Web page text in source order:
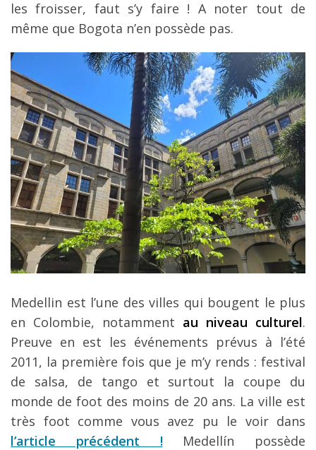
les froisser, faut s’y faire ! A noter tout de
même que Bogota n’en possède pas.
Medellin est l’une des villes qui bougent le plus
en Colombie, notamment au niveau culturel.
Preuve en est les événements prévus à l’été
2011, la première fois que je m’y rends : festival
de salsa, de tango et surtout la coupe du
monde de foot des moins de 20 ans. La ville est
très foot comme vous avez pu le voir dans
l’article précédent !Medellín possède